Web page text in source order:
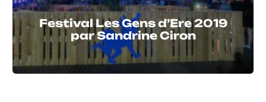
Festival Les Gens d’Ere 2019
par Sandrine Ciron